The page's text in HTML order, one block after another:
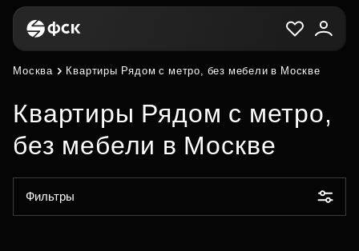
Москва Квартиры Рядом с метро, без мебели в Москве
Квартиры Рядом с метро,
без мебели в Москве
Фильтры